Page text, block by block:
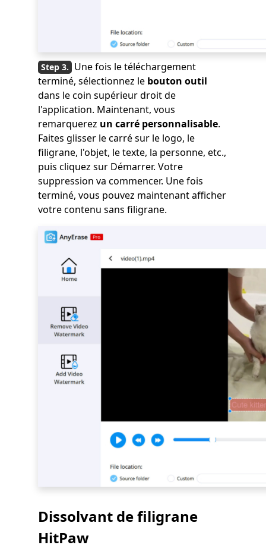
Une fois le téléchargement
terminé, sélectionnez le bouton outil
dans le coin supérieur droit de
l'application. Maintenant, vous
remarquerez un carré personnalisable.
Faites glisser le carré sur le logo, le
filigrane, l'objet, le texte, la personne, etc.,
puis cliquez sur Démarrer. Votre
suppression va commencer. Une fois
terminé, vous pouvez maintenant afficher
votre contenu sans filigrane.
Dissolvant de filigrane
HitPaw